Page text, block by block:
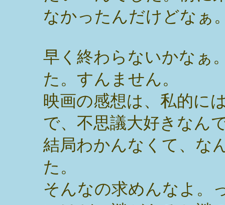
なかったんだけどなぁ
早く終わらないかなぁ
た。すんません。
映画の感想は、私的に
で、不思議大好きなん
結局わかんなくて、な
た。
そんなの求めんなよ。